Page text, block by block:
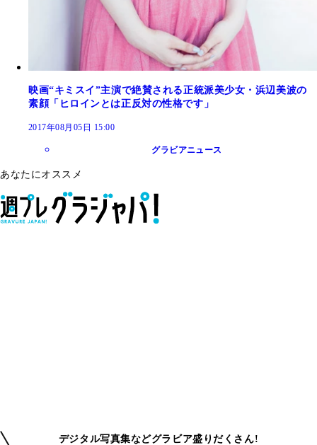
映画“キミスイ”主演で絶賛される正統派美少女・浜辺美波の
素顔「ヒロインとは正反対の性格です」
2017年08月05日 15:00
グラビアニュース
あなたにオススメ
デジタル写真集などグラビア盛りだくさん!